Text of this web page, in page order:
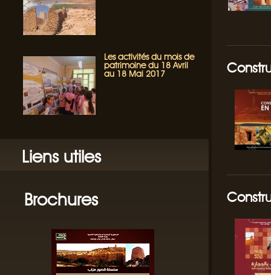
Les activités du mois de
patrimoine du 18 Avril
au 18 Mai 2017
Liens utiles
Brochures